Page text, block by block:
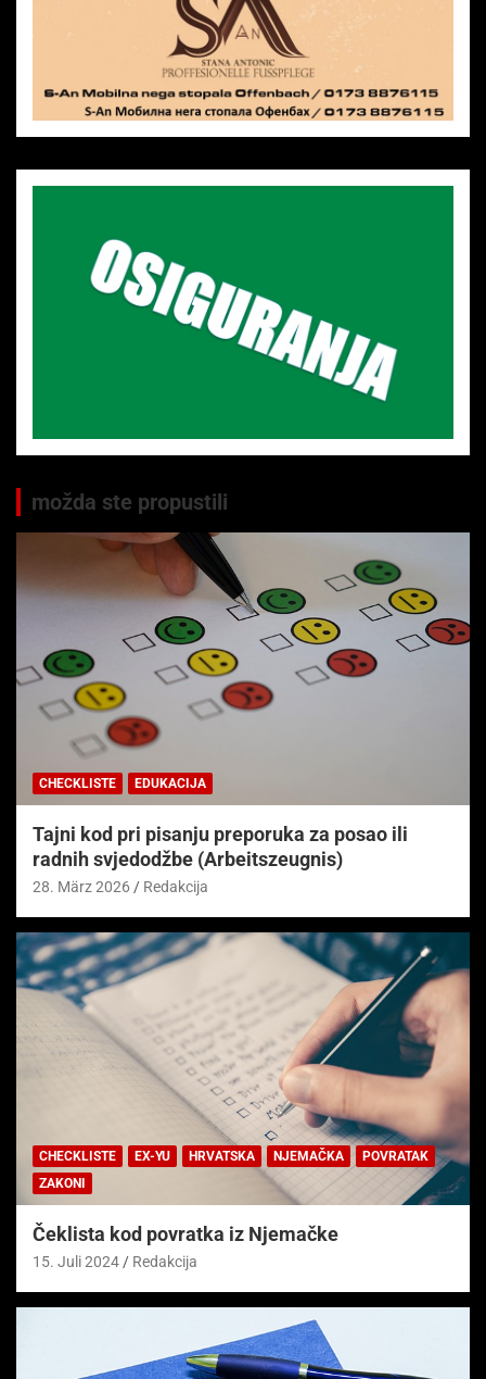
možda ste propustili
CHECKLISTE EDUKACIJA
Tajni kod pri pisanju preporuka za posao ili
radnih svjedodžbe (Arbeitszeugnis)
28. März 2026 Redakcija
CHECKLISTE EX-YU HRVATSKA NJEMAČKA
POVRATAK
ZAKONI
Čeklista kod povratka iz Njemačke
15. Juli 2024 Redakcija